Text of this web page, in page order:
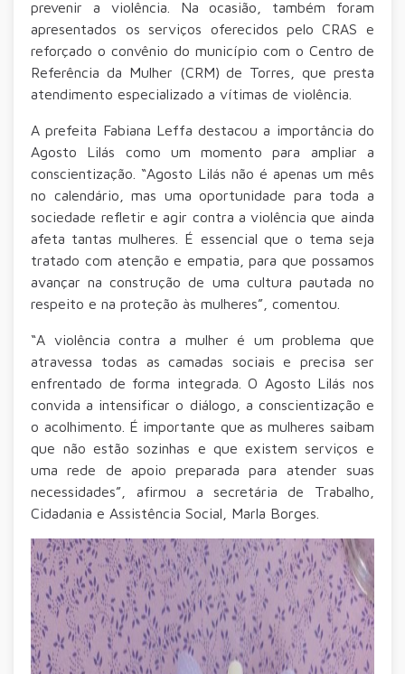
prevenir a violência. Na ocasião, também foram
apresentados os serviços oferecidos pelo CRAS e
reforçado o convênio do município com o Centro de
Referência da Mulher (CRM) de Torres, que presta
atendimento especializado a vítimas de violência.
A prefeita Fabiana Leffa destacou a importância do
Agosto Lilás como um momento para ampliar a
conscientização. “Agosto Lilás não é apenas um mês
no calendário, mas uma oportunidade para toda a
sociedade refletir e agir contra a violência que ainda
afeta tantas mulheres. É essencial que o tema seja
tratado com atenção e empatia, para que possamos
avançar na construção de uma cultura pautada no
respeito e na proteção às mulheres”, comentou.
“A violência contra a mulher é um problema que
atravessa todas as camadas sociais e precisa ser
enfrentado de forma integrada. O Agosto Lilás nos
convida a intensificar o diálogo, a conscientização e
o acolhimento. É importante que as mulheres saibam
que não estão sozinhas e que existem serviços e
uma rede de apoio preparada para atender suas
necessidades”, afirmou a secretária de Trabalho,
Cidadania e Assistência Social, Marla Borges.